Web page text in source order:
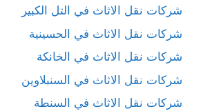
شركات نقل الاثاث في التل الكبير
شركات نقل الاثاث في الحسينية
شركات نقل الاثاث في الخانكة
شركات نقل الاثاث في السنبلاوين
شركات نقل الاثاث في السنطة